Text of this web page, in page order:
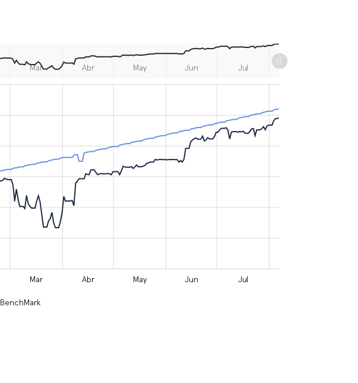
Mar Abr May Jun Jul
Mar Abr May Jun Jul
BenchMark